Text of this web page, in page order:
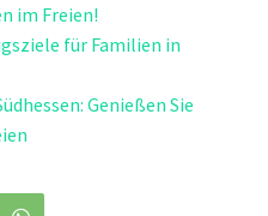
im Freien!
für Familien in
Genießen Sie